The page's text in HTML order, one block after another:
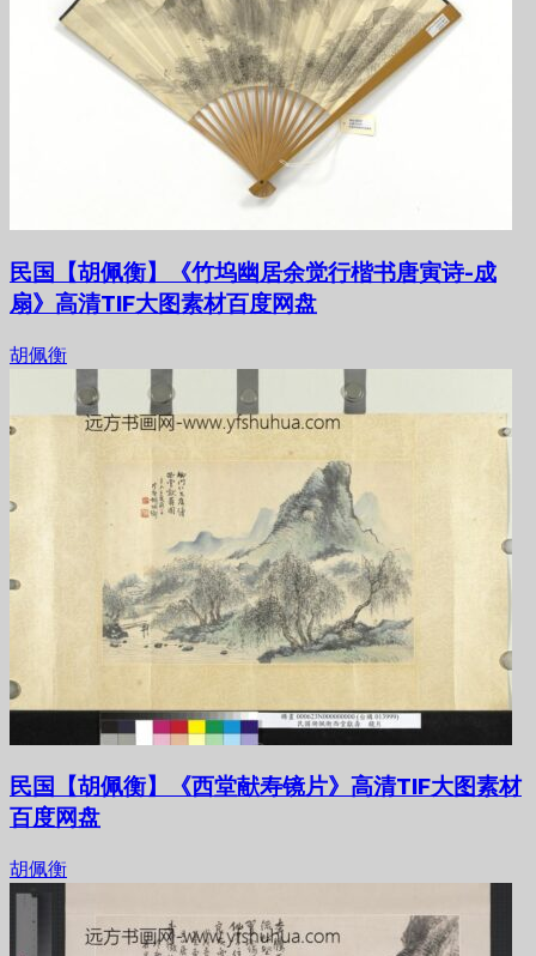
民国【胡佩衡】《竹坞幽居余觉行楷书唐寅诗-成
扇》高清TIF大图素材百度网盘
胡佩衡
民国【胡佩衡】《西堂献寿镜片》高清TIF大图素材
百度网盘
胡佩衡